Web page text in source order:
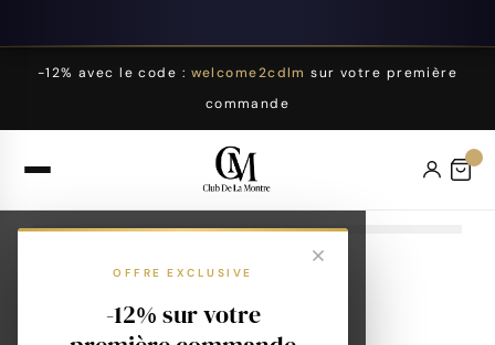
-12% avec le code : welcome2cdlm sur votre première
commande
OFFRE EXCLUSIVE
-12% sur votre